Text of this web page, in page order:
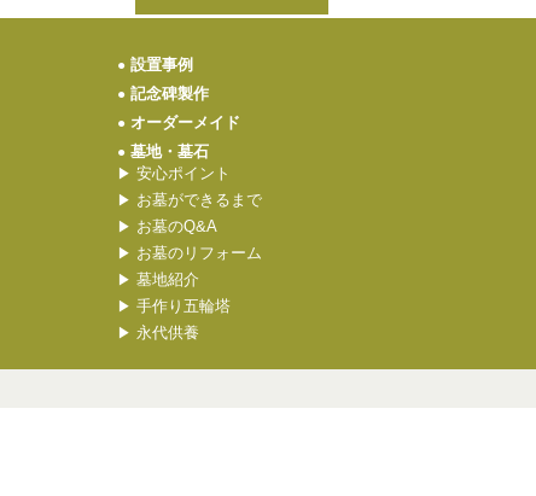
● 設置事例
● 記念碑製作
● オーダーメイド
● 墓地・墓石
▶ 安心ポイント
▶ お墓ができるまで
▶ お墓のQ&A
▶ お墓のリフォーム
▶ 墓地紹介
▶ 手作り五輪塔
▶ 永代供養